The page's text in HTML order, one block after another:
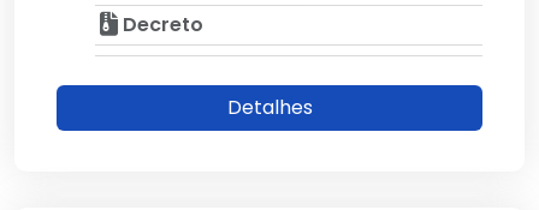
Decreto
Detalhes